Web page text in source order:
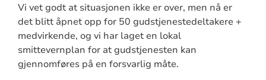
Vi vet godt at situasjonen ikke er over, men nå er
det blitt åpnet opp for 50 gudstjenestedeltakere +
medvirkende, og vi har laget en lokal
smittevernplan for at gudstjenesten kan
gjennomføres på en forsvarlig måte.